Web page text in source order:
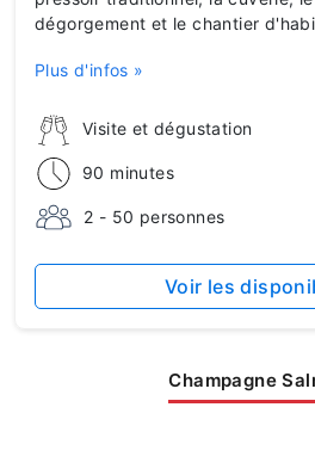
Visite et dégustation
90 minutes
2 - 50 personnes
dégorgement et le chantier
Plus d'infos »
Voir les
Champagne